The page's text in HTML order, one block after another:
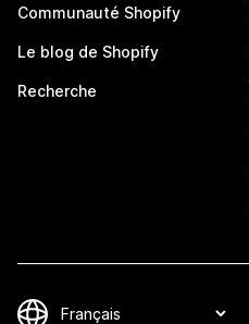
Communauté Shopify
Le blog de Shopify
Recherche